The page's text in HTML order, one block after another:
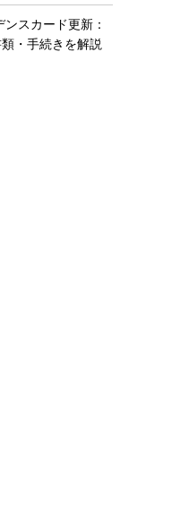
スカード更新：
・手続きを解説